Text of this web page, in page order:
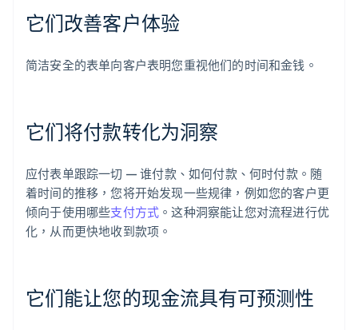
它们改善客户体验
简洁安全的表单向客户表明您重视他们的时间和金钱。
它们将付款转化为洞察
应付表单跟踪一切 — 谁付款、如何付款、何时付款。随
着时间的推移，您将开始发现一些规律，例如您的客户更
倾向于使用哪些支付方式 。这种洞察能让您对流程进行优
化，从而更快地收到款项。
它们能让您的现金流具有可预测性